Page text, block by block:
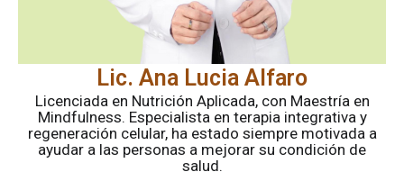
Lic. Ana Lucia Alfaro
Licenciada en Nutrición Aplicada, con Maestría en
Mindfulness. Especialista en terapia integrativa y
regeneración celular, ha estado siempre motivada a
ayudar a las personas a mejorar su condición de
salud.